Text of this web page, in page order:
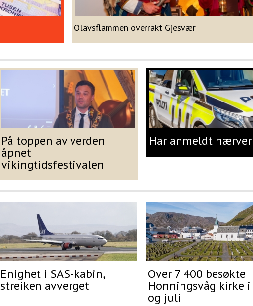
Olavsflammen overrakt Gjesvær
På toppen av verden
åpnet
vikingtidsfestivalen
Har anmeldt
Enighet i SAS-kabin,
streiken avverget
Over 7 400 besøkte
Honningsvåg kirke
og juli